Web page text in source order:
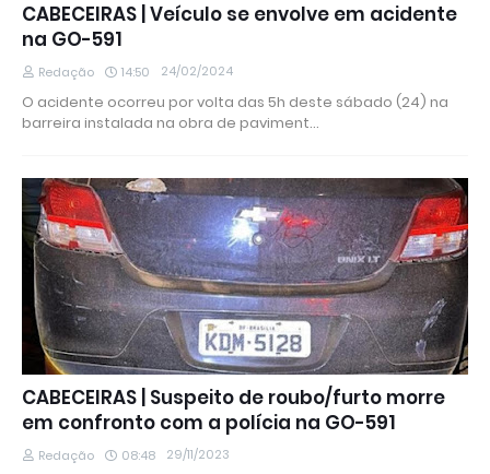
CABECEIRAS | Veículo se envolve em acidente
na GO-591
Redação 14:50 24/02/2024
O acidente ocorreu por volta das 5h deste sábado (24) na
barreira instalada na obra de paviment…
CABECEIRAS | Suspeito de roubo/furto morre
em confronto com a polícia na GO-591
Redação 08:48 29/11/2023